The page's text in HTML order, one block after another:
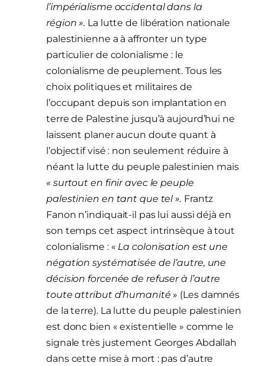
l’impérialisme occidental dans la
région ». La lutte de libération nationale
palestinienne a à affronter un type
particulier de colonialisme : le
colonialisme de peuplement. Tous les
choix politiques et militaires de
l’occupant depuis son implantation en
terre de Palestine jusqu’à aujourd’hui ne
laissent planer aucun doute quant à
l’objectif visé : non seulement réduire à
néant la lutte du peuple palestinien mais
« surtout en finir avec le peuple
palestinien en tant que tel ». Frantz
Fanon n’indiquait-il pas lui aussi déjà en
son temps cet aspect intrinsèque à tout
colonialisme : « La colonisation est une
négation systématisée de l’autre, une
décision forcenée de refuser à l’autre
toute attribut d’humanité » (Les damnés
de la terre). La lutte du peuple palestinien
est donc bien « existentielle » comme le
signale très justement Georges Abdallah
dans cette mise à mort : pas d’autre